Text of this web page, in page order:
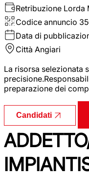
Retribuzione Lorda
Codice annuncio
Data di
Città Angiari
La risorsa selezionata
preparazione dei
Candidati